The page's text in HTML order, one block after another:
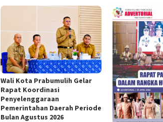
Wali Kota Prabumulih Gelar
Rapat Koordinasi
Penyelenggaraan
Pemerintahan Daerah Periode
Bulan Agustus 2026